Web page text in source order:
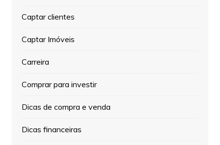
Captar clientes
Captar Imóveis
Carreira
Comprar para investir
Dicas de compra e venda
Dicas financeiras